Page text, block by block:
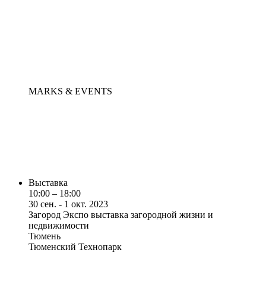
MARKS & EVENTS
Выставка
10:00 – 18:00
30 сен. - 1 окт. 2023
Загород Экспо выставка загородной жизни и
недвижимости
Тюмень
Тюменский Технопарк